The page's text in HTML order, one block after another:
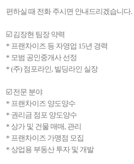
편하실 때 전화 주시면 안내드리겠습니다.
☑️ 김장현 팀장 약력
* 프랜차이즈 등 자영업 15년 경력
* 모범 공인중개사 선정
* (주) 점포라인, 빌딩라인 실장
☑️ 전문 분야
* 프랜차이즈 양도양수
* 권리금 점포 양도양수
* 상가 및 건물 매매, 관리
* 프랜차이즈 가맹점 모집
* 상업용 부동산 투자 및 개발